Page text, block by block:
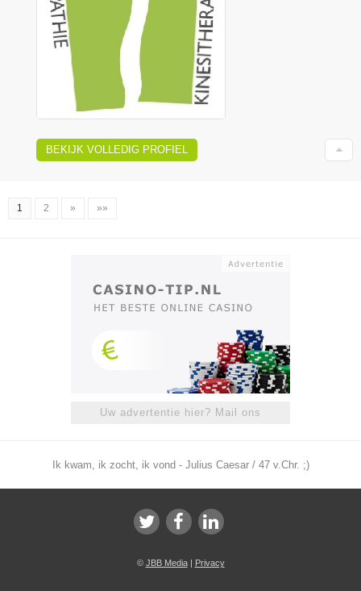
BEKIJK VOLLEDIG PROFIEL
1 2 » »»
Uw advertentie hier? Mail ons
Ik kwam, ik zocht, ik vond - Julius Caesar / 47 v.Chr. ;)
© JBB Media| Privacy